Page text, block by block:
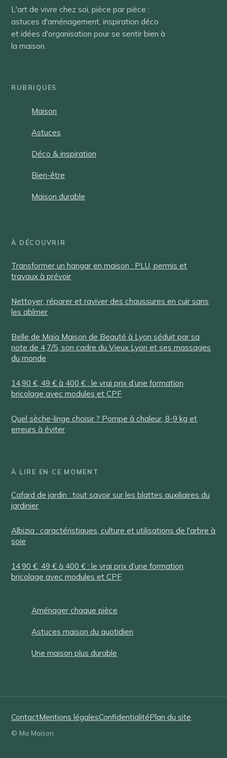
L'art de vivre chez soi, pièce par pièce :
astuces d'aménagement, inspiration déco
et idées d'organisation pour se sentir bien à
la maison.
RUBRIQUES
Maison
Astuces
Déco & inspiration
Bien-être
Maison durable
À DÉCOUVRIR
Transformer un hangar en maison : PLU, permis et
travaux à prévoir
Nettoyer, réparer et raviver des chaussures en cuir sans
les abîmer
Belle de Maïa Maison de Beauté à Lyon séduit par sa
note de 4,7/5, son cadre du Vieux Lyon et ses massages
du monde
14,90 €, 49 € à 400 € : le vrai prix d’une formation
bricolage avec modules et CPF
Quel sèche-linge choisir ? Pompe à chaleur, 8-9 kg et
erreurs à éviter
À LIRE EN CE MOMENT
Cafard de jardin : tout savoir sur les blattes auxiliaires du
jardinier
Albizia : caractéristiques, culture et utilisations de l'arbre à
soie
14,90 €, 49 € à 400 € : le vrai prix d’une formation
bricolage avec modules et CPF
Aménager chaque pièce
Astuces maison du quotidien
Une maison plus durable
ContactMentions légalesConfidentialitéPlan du site
© Ma Maison